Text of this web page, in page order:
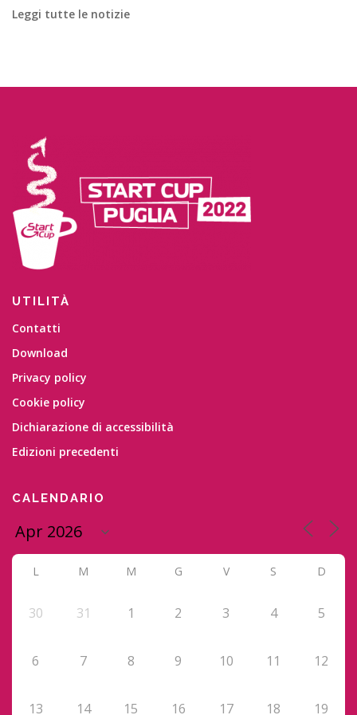
Leggi tutte le notizie
UTILITÀ
Contatti
Download
Privacy policy
Cookie policy
Dichiarazione di accessibilità
Edizioni precedenti
CALENDARIO
L M M G V S D
30 31 1 2 3 4 5
6 7 8 9 10 11 12
13 14 15 16 17 18 19